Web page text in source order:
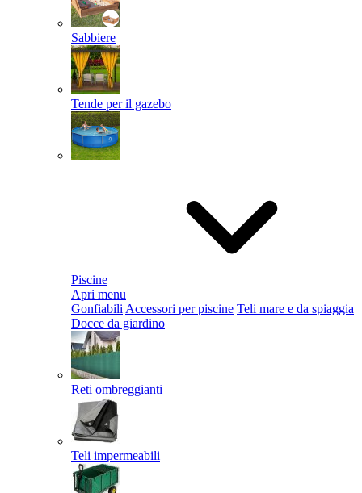
Sabbiere
Tende per il gazebo
Piscine
Apri menu
Gonfiabili Accessori per piscine Teli mare e da spiaggia
Docce da giardino
Reti ombreggianti
Teli impermeabili